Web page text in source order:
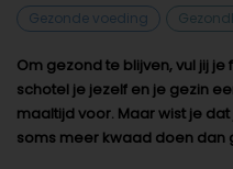
Gezonde voeding
Om gezond te blijven, vul jij
schotel je jezelf en je gezin
maaltijd voor. Maar wist je
soms meer kwaad doen dan